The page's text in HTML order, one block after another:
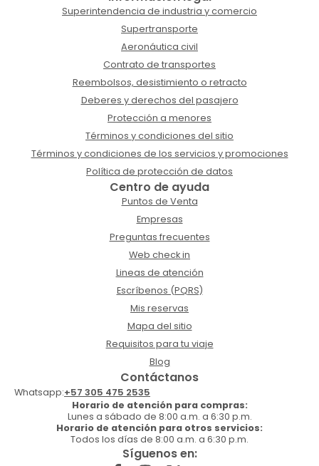
Superintendencia de industria y comercio
Supertransporte
Aeronáutica civil
Contrato de transportes
Reembolsos, desistimiento o retracto
Deberes y derechos del pasajero
Protección a menores
Términos y condiciones del sitio
Términos y condiciones de los servicios y promociones
Política de protección de datos
Centro de ayuda
Puntos de Venta
Empresas
Preguntas frecuentes
Web check in
Lineas de atención
Escríbenos (PQRS)
Mis reservas
Mapa del sitio
Requisitos para tu viaje
Blog
Contáctanos
Whatsapp:+57 305 475 2535
Horario de atención para compras:
Lunes a sábado de 8:00 a.m. a 6:30 p.m.
Horario de atención para otros servicios:
Todos los días de 8:00 a.m. a 6:30 p.m.
Síguenos en: